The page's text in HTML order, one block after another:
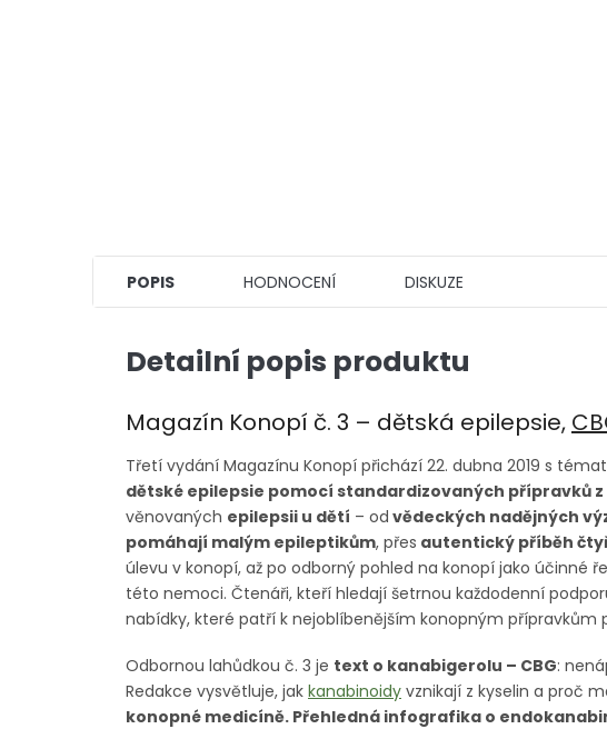
POPIS HODNOCENÍ DISKUZE
Detailní popis produktu
Magazín Konopí č. 3 – dětská epilepsie,
Třetí vydání Magazínu Konopí přichází 22. dubna 2019 s
dětské epilepsie pomocí standardizovaných přípravků
věnovaných epilepsii u dětí – od vědeckých nadějných
pomáhají malým epileptikům, přes autentický příběh
úlevu v konopí, až po odborný pohled na konopí jako účinné
této nemoci. Čtenáři, kteří hledají šetrnou každodenní
nabídky, které patří k nejoblíbenějším konopným přípravkům
Odbornou lahůdkou č. 3 je text o kanabigerolu – CBG:
Redakce vysvětluje, jak kanabinoidy vznikají z kyselin a proč
konopné medicíně. Přehledná infografika o